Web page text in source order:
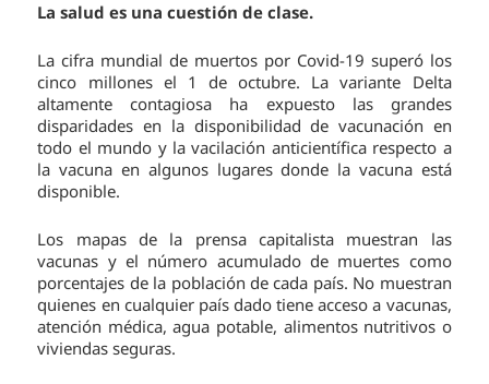
La salud es una cuestión de clase.
La cifra mundial de muertos por Covid-19 superó los
cinco millones el 1 de octubre. La variante Delta
altamente contagiosa ha expuesto las grandes
disparidades en la disponibilidad de vacunación en
todo el mundo y la vacilación anticientífica respecto a
la vacuna en algunos lugares donde la vacuna está
disponible.
Los mapas de la prensa capitalista muestran las
vacunas y el número acumulado de muertes como
porcentajes de la población de cada país. No muestran
quienes en cualquier país dado tiene acceso a vacunas,
atención médica, agua potable, alimentos nutritivos o
viviendas seguras.